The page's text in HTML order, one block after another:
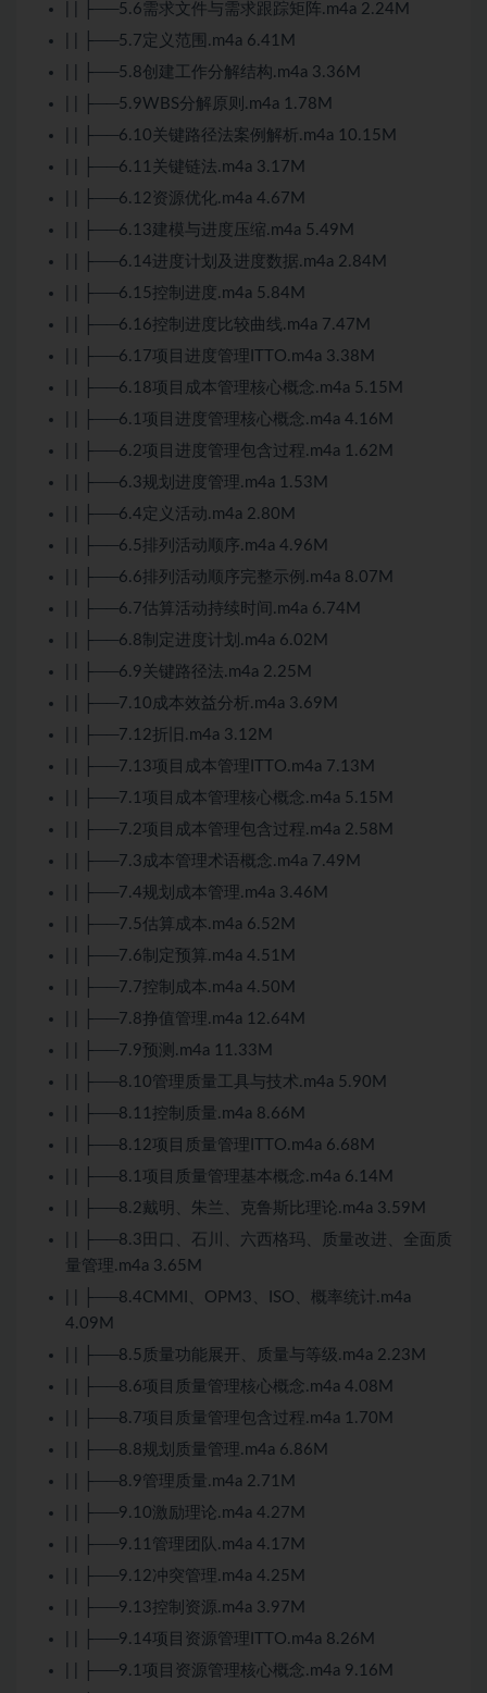
| | ├──5.6需求文件与需求跟踪矩阵.m4a 2.24M
| | ├──5.7定义范围.m4a 6.41M
| | ├──5.8创建工作分解结构.m4a 3.36M
| | ├──5.9WBS分解原则.m4a 1.78M
| | ├──6.10关键路径法案例解析.m4a 10.15M
| | ├──6.11关键链法.m4a 3.17M
| | ├──6.12资源优化.m4a 4.67M
| | ├──6.13建模与进度压缩.m4a 5.49M
| | ├──6.14进度计划及进度数据.m4a 2.84M
| | ├──6.15控制进度.m4a 5.84M
| | ├──6.16控制进度比较曲线.m4a 7.47M
| | ├──6.17项目进度管理ITTO.m4a 3.38M
| | ├──6.18项目成本管理核心概念.m4a 5.15M
| | ├──6.1项目进度管理核心概念.m4a 4.16M
| | ├──6.2项目进度管理包含过程.m4a 1.62M
| | ├──6.3规划进度管理.m4a 1.53M
| | ├──6.4定义活动.m4a 2.80M
| | ├──6.5排列活动顺序.m4a 4.96M
| | ├──6.6排列活动顺序完整示例.m4a 8.07M
| | ├──6.7估算活动持续时间.m4a 6.74M
| | ├──6.8制定进度计划.m4a 6.02M
| | ├──6.9关键路径法.m4a 2.25M
| | ├──7.10成本效益分析.m4a 3.69M
| | ├──7.12折旧.m4a 3.12M
| | ├──7.13项目成本管理ITTO.m4a 7.13M
| | ├──7.1项目成本管理核心概念.m4a 5.15M
| | ├──7.2项目成本管理包含过程.m4a 2.58M
| | ├──7.3成本管理术语概念.m4a 7.49M
| | ├──7.4规划成本管理.m4a 3.46M
| | ├──7.5估算成本.m4a 6.52M
| | ├──7.6制定预算.m4a 4.51M
| | ├──7.7控制成本.m4a 4.50M
| | ├──7.8挣值管理.m4a 12.64M
| | ├──7.9预测.m4a 11.33M
| | ├──8.10管理质量工具与技术.m4a 5.90M
| | ├──8.11控制质量.m4a 8.66M
| | ├──8.12项目质量管理ITTO.m4a 6.68M
| | ├──8.1项目质量管理基本概念.m4a 6.14M
| | ├──8.2戴明、朱兰、克鲁斯比理论.m4a 3.59M
| | ├──8.3田口、石川、六西格玛、质量改进、全面质
量管理.m4a 3.65M
| | ├──8.4CMMI、OPM3、ISO、概率统计.m4a
4.09M
| | ├──8.5质量功能展开、质量与等级.m4a 2.23M
| | ├──8.6项目质量管理核心概念.m4a 4.08M
| | ├──8.7项目质量管理包含过程.m4a 1.70M
| | ├──8.8规划质量管理.m4a 6.86M
| | ├──8.9管理质量.m4a 2.71M
| | ├──9.10激励理论.m4a 4.27M
| | ├──9.11管理团队.m4a 4.17M
| | ├──9.12冲突管理.m4a 4.25M
| | ├──9.13控制资源.m4a 3.97M
| | ├──9.14项目资源管理ITTO.m4a 8.26M
| | ├──9.1项目资源管理核心概念.m4a 9.16M